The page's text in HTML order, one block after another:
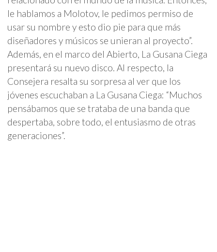
le hablamos a Molotov, le pedimos permiso de
usar su nombre y esto dio pie para que más
diseñadores y músicos se unieran al proyecto”.
Además, en el marco del Abierto, La Gusana Ciega
presentará su nuevo disco. Al respecto, la
Consejera resalta su sorpresa al ver que los
jóvenes escuchaban a La Gusana Ciega: “Muchos
pensábamos que se trataba de una banda que
despertaba, sobre todo, el entusiasmo de otras
generaciones”.